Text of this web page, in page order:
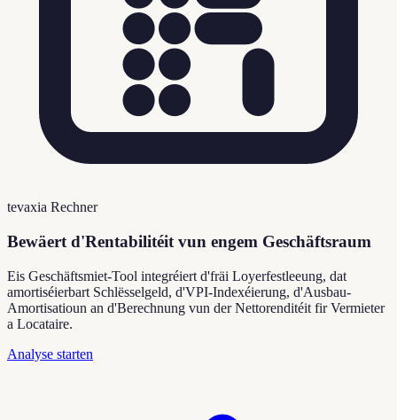
tevaxia Rechner
Bewäert d'Rentabilitéit vun engem Geschäftsraum
Eis Geschäftsmiet-Tool integréiert d'fräi Loyerfestleeung, dat
amortiséierbart Schlësselgeld, d'VPI-Indexéierung, d'Ausbau-
Amortisatioun an d'Berechnung vun der Nettorenditéit fir Vermieter
a Locataire.
Analyse starten